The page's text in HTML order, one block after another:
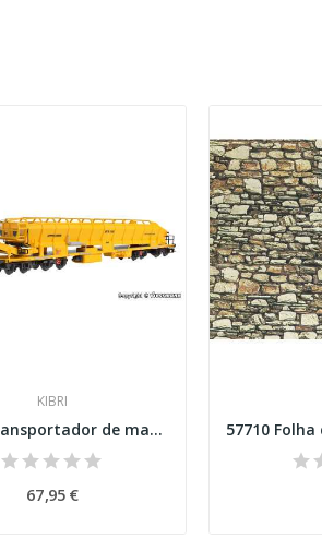
KIBRI
16150 Transportador de material e unidade de...
67,95 €